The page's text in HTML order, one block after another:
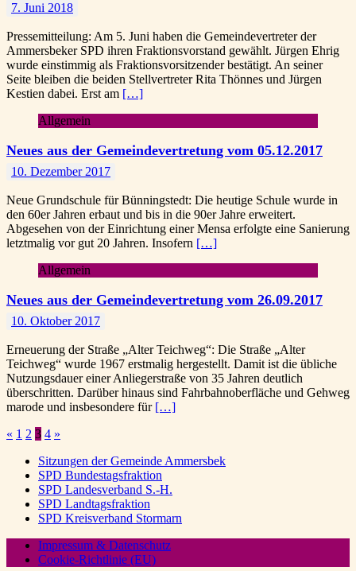
7. Juni 2018
Pressemitteilung: Am 5. Juni haben die Gemeindevertreter der
Ammersbeker SPD ihren Fraktionsvorstand gewählt. Jürgen Ehrig
wurde einstimmig als Fraktionsvorsitzender bestätigt. An seiner
Seite bleiben die beiden Stellvertreter Rita Thönnes und Jürgen
Kestien dabei. Erst am […]
Allgemein
Neues aus der Gemeindevertretung vom 05.12.2017
10. Dezember 2017
Neue Grundschule für Bünningstedt: Die heutige Schule wurde in
den 60er Jahren erbaut und bis in die 90er Jahre erweitert.
Abgesehen von der Einrichtung einer Mensa erfolgte eine Sanierung
letztmalig vor gut 20 Jahren. Insofern […]
Allgemein
Neues aus der Gemeindevertretung vom 26.09.2017
10. Oktober 2017
Erneuerung der Straße „Alter Teichweg“: Die Straße „Alter
Teichweg“ wurde 1967 erstmalig hergestellt. Damit ist die übliche
Nutzungsdauer einer Anliegerstraße von 35 Jahren deutlich
überschritten. Darüber hinaus sind Fahrbahnoberfläche und Gehweg
marode und insbesondere für […]
Seitennummerierung
der
Beiträge
« 1 2 3 4 »
Sitzungen der Gemeinde Ammersbek
SPD Bundestagsfraktion
SPD Landesverband S.-H.
SPD Landtagsfraktion
SPD Kreisverband Stormarn
Impressum & Datenschutz
Cookie-Richtlinie (EU)